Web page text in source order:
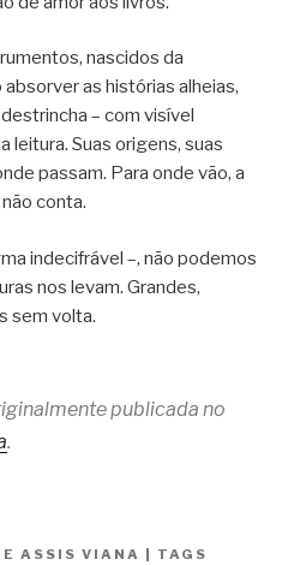
nascidos da
as histórias alheias,
– com visível
leitura. Suas origens, suas
passam. Para onde vão, a
conta.
indecifrável –, não podemos
nos levam. Grandes,
sem volta.
publicada no
.
ASSIS VIANA | TAGS